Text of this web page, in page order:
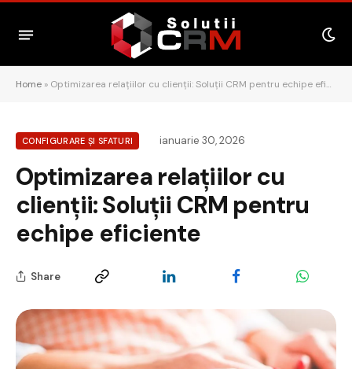
Home » Optimizarea relațiilor cu clienții: Soluții CRM pentru echipe eficiente
CONFIGURARE ȘI SFATURI ianuarie 30, 2026
Optimizarea relațiilor cu
clienții: Soluții CRM pentru
echipe eficiente
Share